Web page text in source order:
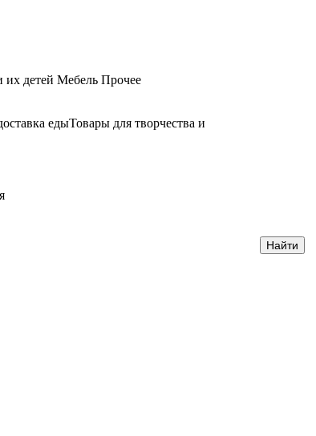
их детей Мебель Прочее
едыТовары для творчества и